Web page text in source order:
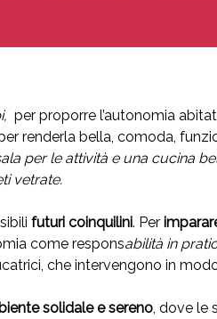
per proporre l’autonomia
renderla bella, comoda,
per le attività e una cucina
vetrate.
futuri coinquilini. Per
come responsabilità in
che intervengono in
solidale e sereno, dove le